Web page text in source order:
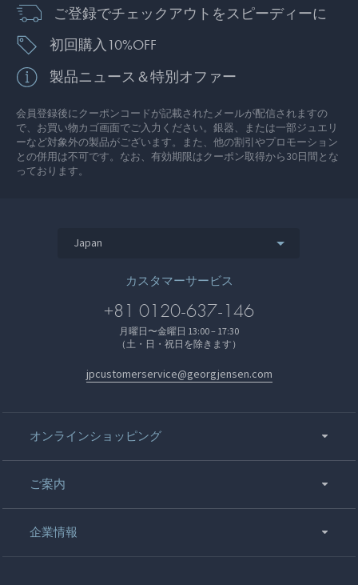
ご登録でチェックアウトをスピーディーに
初回購入10%OFF
製品ニュース＆特別オファー
会員登録後にクーポンコードが記載されたメールが配信されますの
で、お買い物カゴ画面でご入力ください。銀器、または一部ジュエリ
ーなど対象外の製品がございます。また、他の割引やプロモーション
との併用は不可です。なお、有効期限はクーポン取得から30日間とな
っております。
Japan
カスタマーサービス
+81 0120-637-146
月曜日〜金曜日 13:00 – 17:30
（土・日・祝日を除きます）
jpcustomerservice@georgjensen.com
オンラインショッピング
ご案内
企業情報